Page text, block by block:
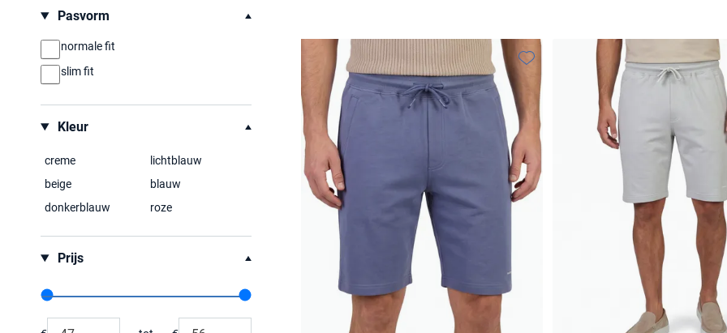
Pasvorm
normale fit
slim fit
Kleur
creme
lichtblauw
beige
blauw
donkerblauw
roze
Prijs
Range slider min value
Range slider max value
Toevoegen aan favorieten